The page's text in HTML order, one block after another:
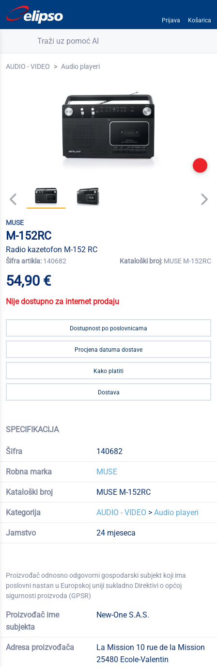
Prijava Košarica
Traži uz pomoć AI
AUDIO - VIDEO Audio playeri
MUSE
M-152RC
Radio kazetofon M-152 RC
Šifra artikla: 140682 Kataloški broj: MUSE M-152RC
54,90 €
Nije dostupno za internet prodaju
Dostupnost po poslovnicama
Procjena datuma dostave
Kako platiti
Dostava
SPECIFIKACIJA
Šifra 140682
Robna marka MUSE
Kataloški broj MUSE M-152RC
Kategorija AUDIO - VIDEO > Audio playeri
Jamstvo 24 mjeseca
Proizvođač odnosno odgovorni gospodarski subjekt koji ima
poslovni nastan u Europskoj uniji sukladno Direktivi o općoj
sigurnosti proizvoda (GPSR)
Proizvođač ime
subjekta
New-One S.A.S.
Adresa proizvođača
La Mission 10 rue de la Mission
25480 Ecole-Valentin